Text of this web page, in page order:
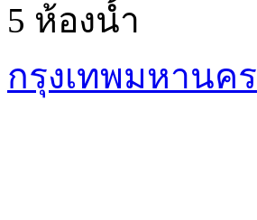
5 ห้องน้ำ
กรุงเทพมหานคร